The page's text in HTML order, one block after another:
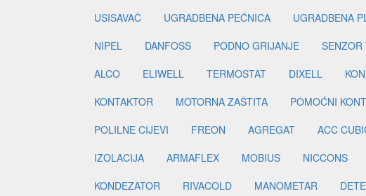
USISAVAČ
UGRADBENA PEĆNICA UGRADBENA
NIPEL
DANFOSS PODNO GRIJANJE SENZOR
ALCO
ELIWELL TERMOSTAT DIXELL
KONTAKTOR
MOTORNA ZAŠTITA POMOĆNI
POLILNE CIJEVI
FREON AGREGAT ACC
IZOLACIJA
ARMAFLEX MOBIUS NICCONS
KONDEZATOR
RIVACOLD MANOMETAR